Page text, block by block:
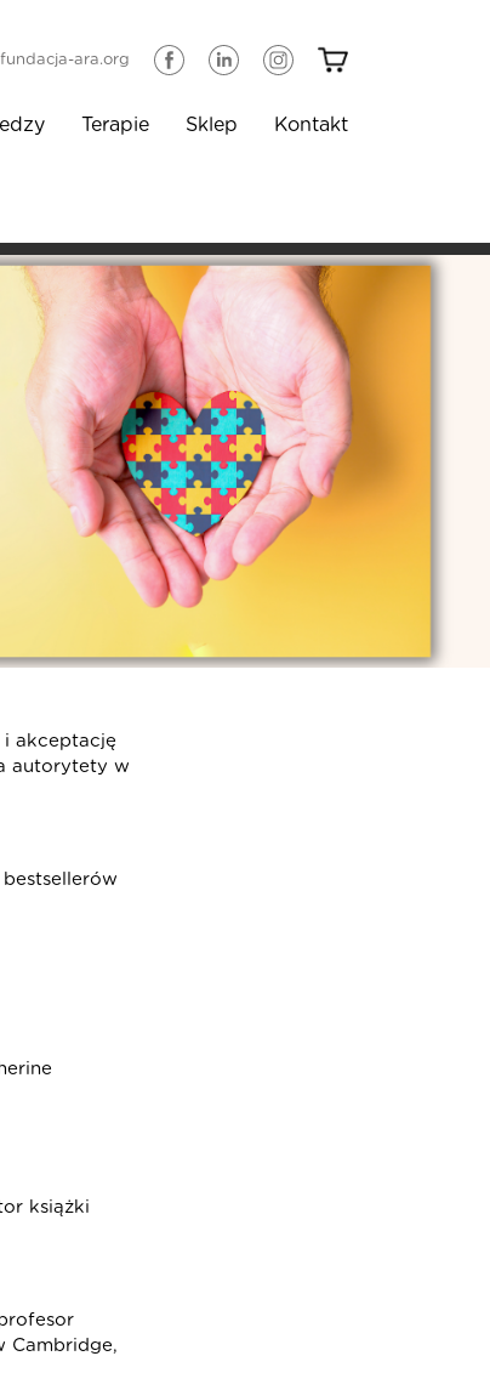
ara.org
Terapie Sklep Kontakt
i akceptację
autorytety w
książki
Cambridge,